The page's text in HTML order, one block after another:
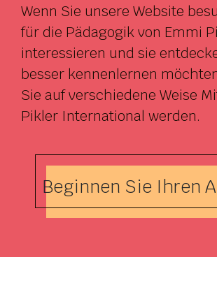
Wenn Sie unsere Website
für die Pädagogik von Emmi
interessieren und sie
besser kennenlernen
Sie auf verschiedene Weise
Pikler International werden.
Beginnen Sie Ihren